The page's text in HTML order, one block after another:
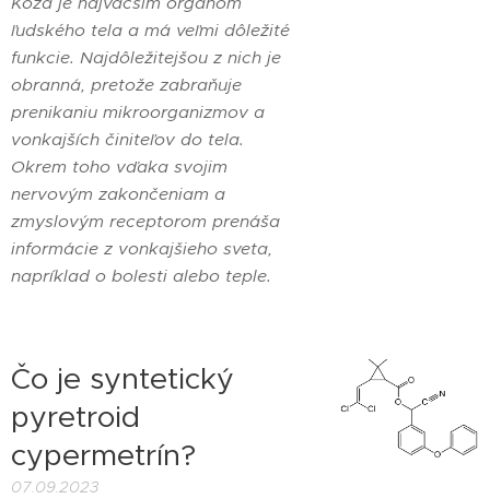
ľudského tela a má veľmi dôležité
funkcie. Najdôležitejšou z nich je
obranná, pretože zabraňuje
prenikaniu mikroorganizmov a
vonkajších činiteľov do tela.
Okrem toho vďaka svojim
nervovým zakončeniam a
zmyslovým receptorom prenáša
informácie z vonkajšieho sveta,
napríklad o bolesti alebo teple.
Čo je syntetický
pyretroid
cypermetrín?
07.09.2023